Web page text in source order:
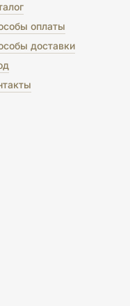
оплаты
доставки